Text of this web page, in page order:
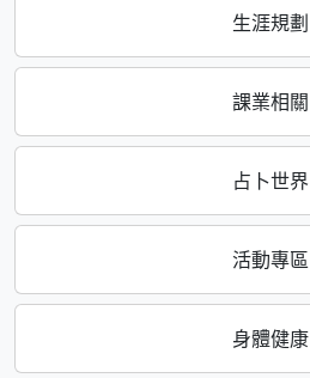
生涯規劃
課業相關
占卜世界
活動專區
身體健康